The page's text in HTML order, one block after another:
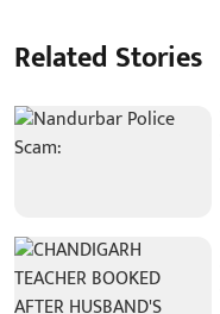
Related Stories